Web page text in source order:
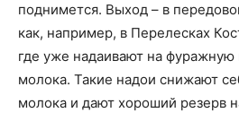
поднимется. Выход – в
как, например, в Перелесках
где уже надаивают на фуражную
молока. Такие надои снижают
молока и дают хороший резерв